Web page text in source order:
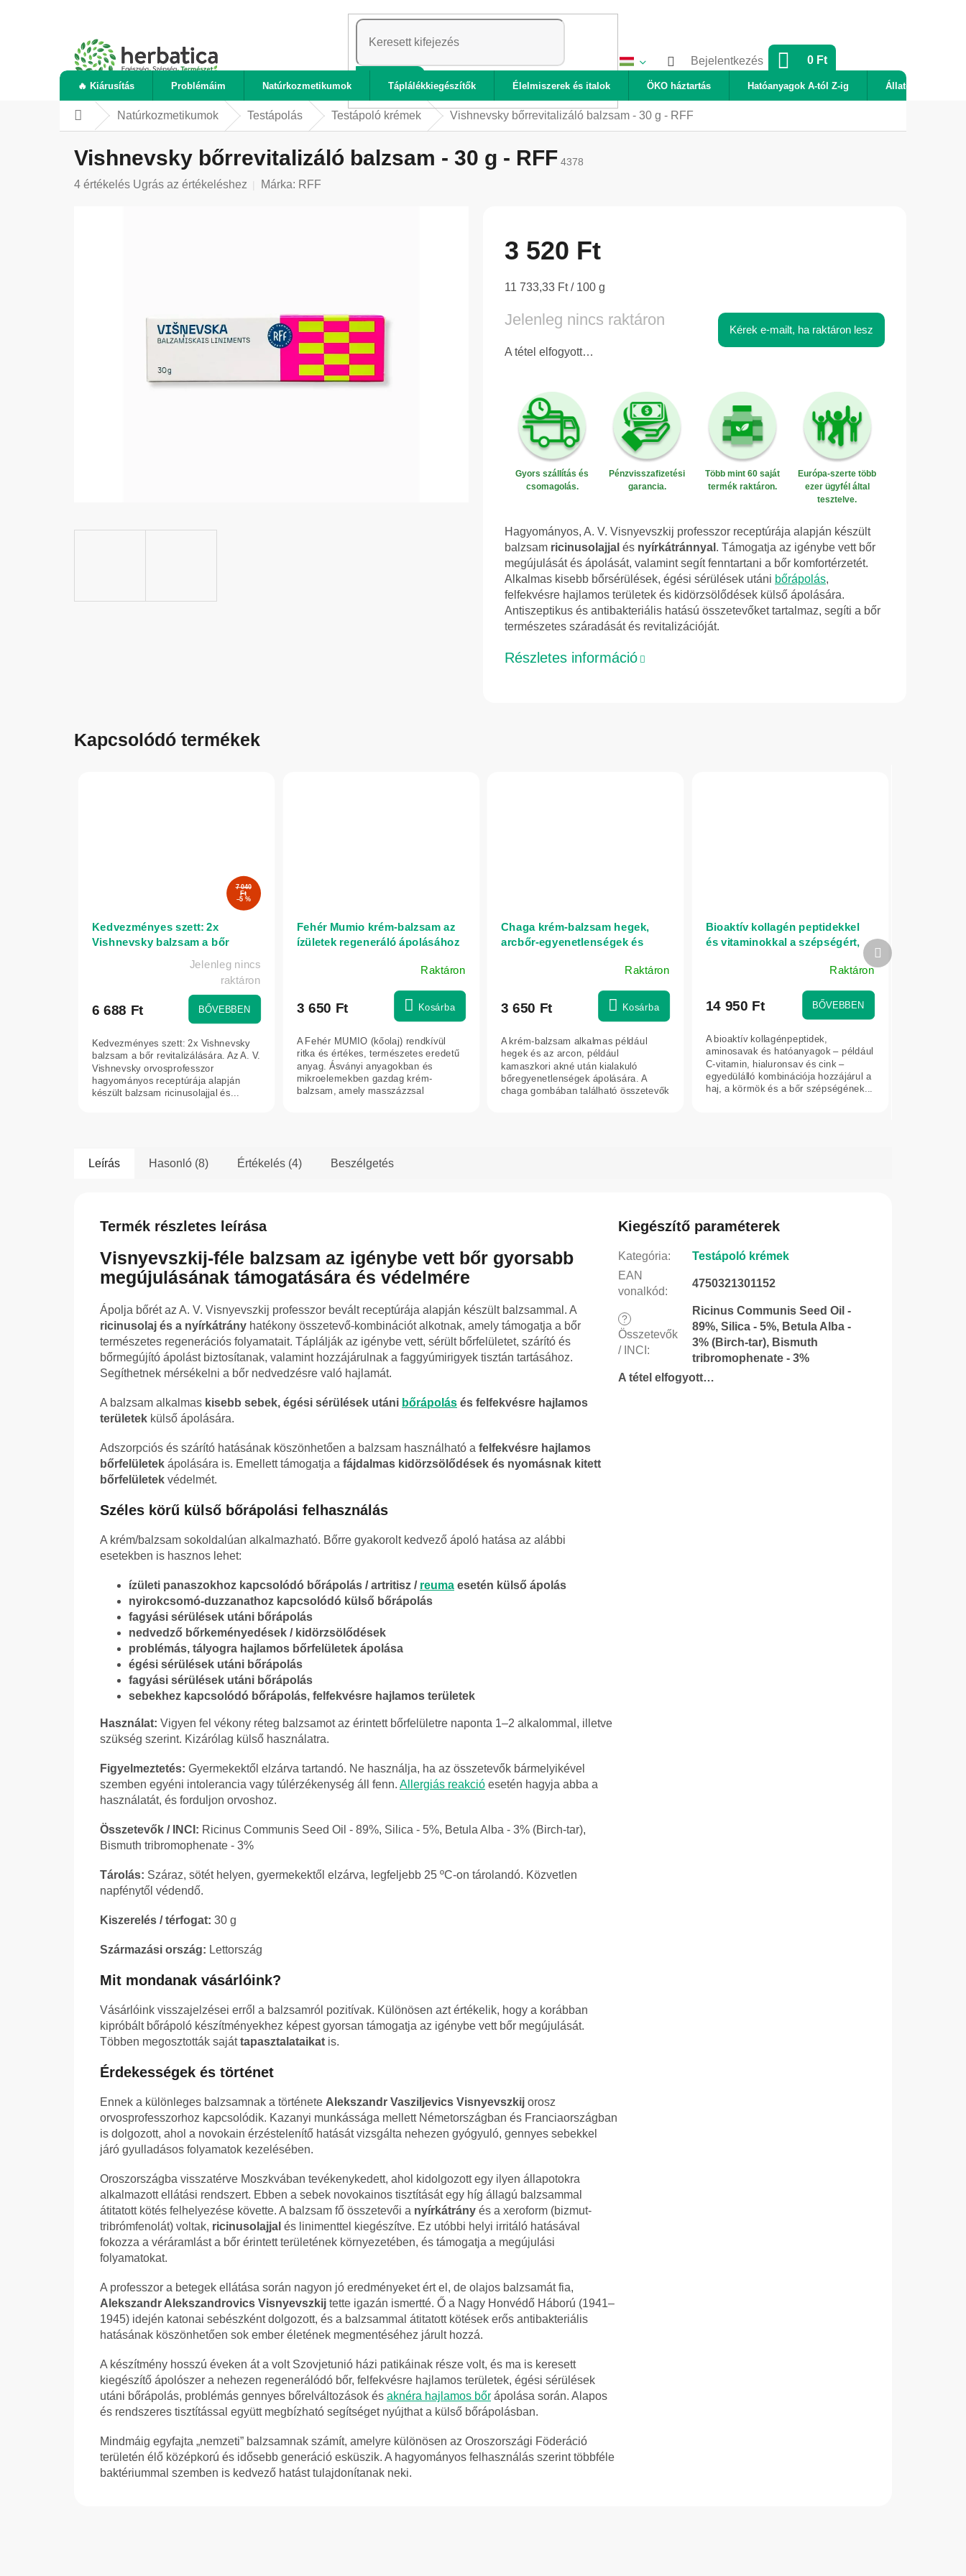
KERESÉS
Bejelentkezés KOSÁR
0 Ft
🔥 Kiárusítás Problémáim Natúrkozmetikumok Táplálékkiegészítők Élelmiszerek és italok ÖKO háztartás Hatóanyagok A-tól Z-ig Állatok
KezdőlapNatúrkozmetikumok Testápolás Testápoló krémek Vishnevsky bőrrevitalizáló balzsam - 30 g - RFF
Vishnevsky bőrrevitalizáló balzsam - 30 g - RFF 4378
A
4 értékelés Ugrás az értékeléshez Márka: RFF
3 520 Ft
Egységár:
11 733,33 Ft / 100 g
Jelenleg nincs raktáron
Kérek e-mailt, ha raktáron lesz
A tétel elfogyott…
Gyors szállítás és
csomagolás.
Pénzvisszafizetési
garancia.
Több mint 60 saját
termék raktáron.
Európa-szerte több
ezer ügyfél által
tesztelve.
Hagyományos, A. V. Visnyevszkij professzor receptúrája alapján készült
balzsam ricinusolajjal és nyírkátránnyal . Támogatja az igénybe vett bőr
megújulását és ápolását, valamint segít fenntartani a bőr komfortérzetét.
Alkalmas kisebb bőrsérülések, égési sérülések utáni bőrápolás,
felfekvésre hajlamos területek és kidörzsölődések külső ápolására.
Antiszeptikus és antibakteriális hatású összetevőket tartalmaz, segíti a bőr
természetes száradását és revitalizációját.
Részletes információ
Kapcsolódó termékek
7 040
Ft
–5 %
Kedvezményes szett: 2x
Vishnevsky balzsam a bőr
átlagos
ből
5,0
csillag.
Jelenleg nincs
raktáron
6 688 Ft BŐVEBBEN
Kedvezményes szett: 2x Vishnevsky
balzsam a bőr revitalizálására. Az A. V.
Vishnevsky orvosprofesszor
hagyományos receptúrája alapján
készült balzsam ricinusolajjal és...
Fehér Mumio krém-balzsam az
ízületek regeneráló ápolásához
átlagos
ből
5,0
csillag.
Raktáron
3 650 Ft Kosárba
A Fehér MUMIO (kőolaj) rendkívül
ritka és értékes, természetes eredetű
anyag. Ásványi anyagokban és
mikroelemekben gazdag krém-
balzsam, amely masszázzsal
Chaga krém-balzsam hegek,
arcbőr-egyenetlenségek és
átlagos
ből
5,0
csillag.
Raktáron
3 650 Ft Kosárba
A krém-balzsam alkalmas például
hegek és az arcon, például
kamaszkori akné után kialakuló
bőregyenetlenségek ápolására. A
chaga gombában található összetevők
Bioaktív kollagén peptidekkel
és vitaminokkal a szépségért,
300 g – Herbatica – eper
átlagos
5-
ből
5,0
csillag.
Raktáron
14 950 Ft BŐVEBBEN
A bioaktív kollagénpeptidek,
aminosavak és hatóanyagok – például
C-vitamin, hialuronsav és cink –
egyedülálló kombinációja hozzájárul a
haj, a körmök és a bőr szépségének...
Következő
termék
Leírás Hasonló (8) Értékelés (4) Beszélgetés
Termék részletes leírása
Visnyevszkij-féle balzsam az igénybe vett bőr gyorsabb
megújulásának támogatására és védelmére
Ápolja bőrét az A. V. Visnyevszkij professzor bevált receptúrája alapján készült balzsammal. A
ricinusolaj és a nyírkátrány hatékony összetevő-kombinációt alkotnak, amely támogatja a bőr
természetes regenerációs folyamatait. Táplálják az igénybe vett, sérült bőrfelületet, szárító és
bőrmegújító ápolást biztosítanak, valamint hozzájárulnak a faggyúmirigyek tisztán tartásához.
Segíthetnek mérsékelni a bőr nedvedzésre való hajlamát.
A balzsam alkalmas kisebb sebek, égési sérülések utáni bőrápolás és felfekvésre hajlamos
területek külső ápolására.
Adszorpciós és szárító hatásának köszönhetően a balzsam használható a felfekvésre hajlamos
bőrfelületek ápolására is. Emellett támogatja a fájdalmas kidörzsölődések és nyomásnak kitett
bőrfelületek védelmét.
Széles körű külső bőrápolási felhasználás
A krém/balzsam sokoldalúan alkalmazható. Bőrre gyakorolt kedvező ápoló hatása az alábbi
esetekben is hasznos lehet:
ízületi panaszokhoz kapcsolódó bőrápolás / artritisz / reuma esetén külső ápolás
nyirokcsomó-duzzanathoz kapcsolódó külső bőrápolás
fagyási sérülések utáni bőrápolás
nedvedző bőrkeményedések / kidörzsölődések
problémás, tályogra hajlamos bőrfelületek ápolása
égési sérülések utáni bőrápolás
fagyási sérülések utáni bőrápolás
sebekhez kapcsolódó bőrápolás, felfekvésre hajlamos területek
Használat: Vigyen fel vékony réteg balzsamot az érintett bőrfelületre naponta 1–2 alkalommal, illetve
szükség szerint. Kizárólag külső használatra.
Figyelmeztetés: Gyermekektől elzárva tartandó. Ne használja, ha az összetevők bármelyikével
szemben egyéni intolerancia vagy túlérzékenység áll fenn. Allergiás reakció esetén hagyja abba a
használatát, és forduljon orvoshoz.
Összetevők / INCI: Ricinus Communis Seed Oil - 89%, Silica - 5%, Betula Alba - 3% (Birch-tar),
Bismuth tribromophenate - 3%
Tárolás: Száraz, sötét helyen, gyermekektől elzárva, legfeljebb 25 ºC-on tárolandó. Közvetlen
napfénytől védendő.
Kiszerelés / térfogat: 30 g
Származási ország: Lettország
Mit mondanak vásárlóink?
Vásárlóink visszajelzései erről a balzsamról pozitívak. Különösen azt értékelik, hogy a korábban
kipróbált bőrápoló készítményekhez képest gyorsan támogatja az igénybe vett bőr megújulását.
Többen megosztották sajáttapasztalataikat is.
Érdekességek és történet
Ennek a különleges balzsamnak a története Alekszandr Vasziljevics Visnyevszkij orosz
orvosprofesszorhoz kapcsolódik. Kazanyi munkássága mellett Németországban és Franciaországban
is dolgozott, ahol a novokain érzéstelenítő hatását vizsgálta nehezen gyógyuló, gennyes sebekkel
járó gyulladásos folyamatok kezelésében.
Oroszországba visszatérve Moszkvában tevékenykedett, ahol kidolgozott egy ilyen állapotokra
alkalmazott ellátási rendszert. Ebben a sebek novokainos tisztítását egy híg állagú balzsammal
átitatott kötés felhelyezése követte. A balzsam fő összetevői a nyírkátrány és a xeroform (bizmut-
tribrómfenolát) voltak, ricinusolajjal és linimenttel kiegészítve. Ez utóbbi helyi irritáló hatásával
fokozza a véráramlást a bőr érintett területének környezetében, és támogatja a megújulási
folyamatokat.
A professzor a betegek ellátása során nagyon jó eredményeket ért el, de olajos balzsamát fia,
Alekszandr Alekszandrovics Visnyevszkij tette igazán ismertté. Ő a Nagy Honvédő Háború (1941–
1945) idején katonai sebészként dolgozott, és a balzsammal átitatott kötések erős antibakteriális
hatásának köszönhetően sok ember életének megmentéséhez járult hozzá.
A készítmény hosszú éveken át a volt Szovjetunió házi patikáinak része volt, és ma is keresett
kiegészítő ápolószer a nehezen regenerálódó bőr, felfekvésre hajlamos területek, égési sérülések
utáni bőrápolás, problémás gennyes bőrelváltozások és aknéra hajlamos bőr ápolása során. Alapos
és rendszeres tisztítással együtt megbízható segítséget nyújthat a külső bőrápolásban.
Mindmáig egyfajta „nemzeti” balzsamnak számít, amelyre különösen az Oroszországi Föderáció
területén élő középkorú és idősebb generáció esküszik. A hagyományos felhasználás szerint többféle
baktériummal szemben is kedvező hatást tulajdonítanak neki.
Kiegészítő paraméterek
Kategória:
Testápoló krémek
EAN
vonalkód:
4750321301152
?
Összetevők
/ INCI :
Ricinus Communis Seed Oil -
89%, Silica - 5%, Betula Alba -
3% (Birch-tar), Bismuth
tribromophenate - 3%
A tétel elfogyott…